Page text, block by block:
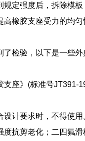
定强度后，拆除模板
橡胶支座受力的均
检验，以下是一些外
座》(标准号JT391-
计要求时，不得使用
抗剪老化；二四氟